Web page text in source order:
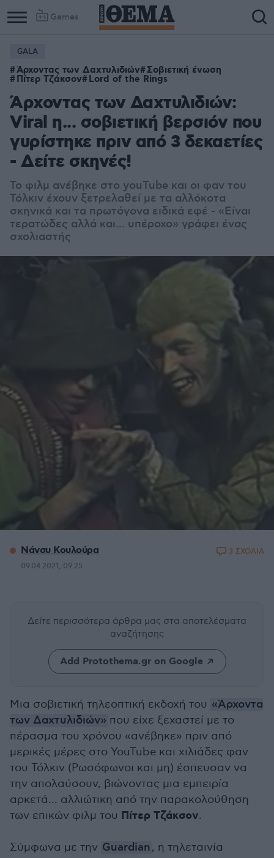
Games
GALA
Άρχοντας των Δαχτυλιδιών Σοβιετική ένωση
Πίτερ Τζάκσον Lord of the Rings
Άρχοντας των Δαχτυλιδιών:
Viral η... σοβιετική βερσιόν που
γυρίστηκε πριν από 3 δεκαετίες
- Δείτε σκηνές!
Το φιλμ ανέβηκε στο youTube και οι φαν του
Τόλκιν έχουν ξετρελαθεί με τα αλλόκοτα
σκηνικά και τα πρωτόγονα ειδικά εφέ - «Είναι
τερατώδες αλλά και... υπέροχο» γράφει ένας
σχολιαστής
Νάνσυ Κουλούρα
09.04.2021, 09:25
3 ΣΧΟΛΙΑ
Δείτε περισσότερα άρθρα μας στα αποτελέσματα
αναζήτησης
Add Protothema.gr on Google
Μια σοβιετική τηλεοπτική εκδοχή του «Άρχοντα
των Δαχτυλιδιών» που είχε ξεχαστεί με το
πέρασμα του χρόνου «ανέβηκε» πριν από
μερικές μέρες στο YouTube και χιλιάδες φαν
του Τόλκιν (Ρωσόφωνοι και μη) έσπευσαν να
την απολαύσουν, βιώνοντας μια εμπειρία
αρκετά... αλλιώτικη από την παρακολούθηση
των επικών φιλμ του Πίτερ Τζάκσον.
Σύμφωνα με την Guardian, η τηλεταινία